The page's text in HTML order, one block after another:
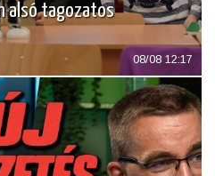
alsó tagozatos
08/08 12:17